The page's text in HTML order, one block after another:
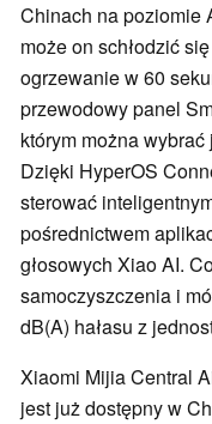
Chinach na poziomie
może on schłodzić
ogrzewanie w 60
przewodowy panel
którym można
Dzięki HyperOS
sterować
pośrednictwem
głosowych Xiao AI.
samoczyszczenia i
dB(A) hałasu z
Xiaomi Mijia Central
jest już dostępny w